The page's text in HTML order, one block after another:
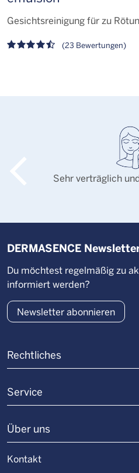
Gesichtsreinigung für zu
(23 Bewertungen)
Sehr verträglich
Rechtliches
Service
Über uns
Kontakt
DERMASENCE
Du möchtest regelmäßig zu
informiert werden?
Newsletter abonnieren